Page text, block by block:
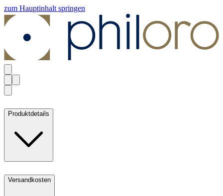
zum Hauptinhalt springen
Produktdetails
Versandkosten